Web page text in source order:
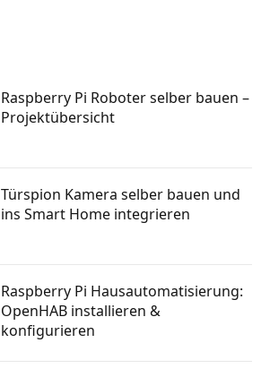
Raspberry Pi Roboter selber bauen –
Projektübersicht
Türspion Kamera selber bauen und
ins Smart Home integrieren
Raspberry Pi Hausautomatisierung:
OpenHAB installieren &
konfigurieren